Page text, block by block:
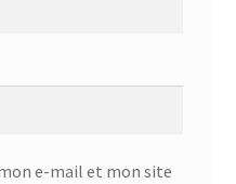
e-mail et mon site